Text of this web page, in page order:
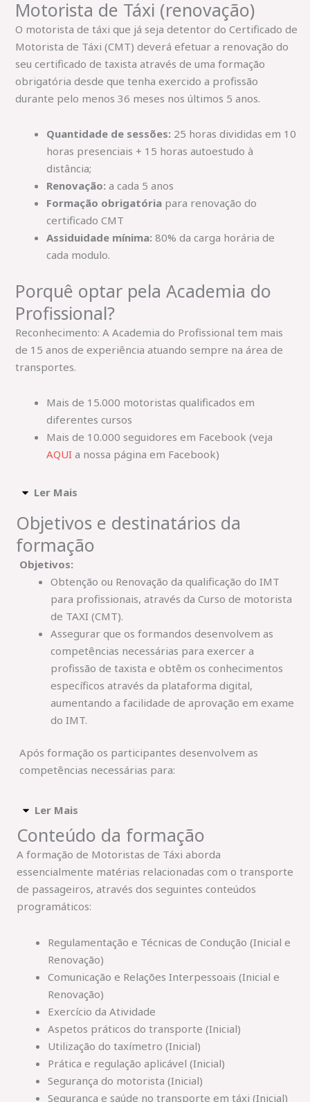
Motorista de Táxi (renovação)
O motorista de táxi que já seja detentor do Certificado de
Motorista de Táxi (CMT) deverá efetuar a renovação do
seu certificado de taxista através de uma formação
obrigatória desde que tenha exercido a profissão
durante pelo menos 36 meses nos últimos 5 anos.
Quantidade de sessões: 25 horas divididas em 10
horas presenciais + 15 horas autoestudo à
distância;
Renovação: a cada 5 anos
Formação obrigatória para renovação do
certificado CMT
Assiduidade mínima: 80% da carga horária de
cada modulo.
Porquê optar pela Academia do
Profissional?
Reconhecimento: A Academia do Profissional tem mais
de 15 anos de experiência atuando sempre na área de
transportes.
Mais de 15.000 motoristas qualificados em
diferentes cursos
Mais de 10.000 seguidores em Facebook (veja
AQUI a nossa página em Facebook)
Ler Mais
Objetivos e destinatários da
formação
Objetivos:
Obtenção ou Renovação da qualificação do IMT
para profissionais, através da Curso de motorista
de TAXI (CMT).
Assegurar que os formandos desenvolvem as
competências necessárias para exercer a
profissão de taxista e obtêm os conhecimentos
específicos através da plataforma digital,
aumentando a facilidade de aprovação em exame
do IMT.
Após formação os participantes desenvolvem as
competências necessárias para:
Ler Mais
Conteúdo da formação
A formação de Motoristas de Táxi aborda
essencialmente matérias relacionadas com o transporte
de passageiros, através dos seguintes conteúdos
programáticos:
Regulamentação e Técnicas de Condução (Inicial e
Renovação)
Comunicação e Relações Interpessoais (Inicial e
Renovação)
Exercício da Atividade
Aspetos práticos do transporte (Inicial)
Utilização do taxímetro (Inicial)
Prática e regulação aplicável (Inicial)
Segurança do motorista (Inicial)
Segurança e saúde no transporte em táxi (Inicial)